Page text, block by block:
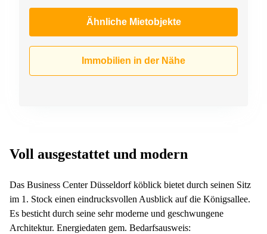
Ähnliche Mietobjekte
Immobilien in der Nähe
Voll ausgestattet und modern
Das Business Center Düsseldorf köblick bietet durch seinen Sitz
im 1. Stock einen eindrucksvollen Ausblick auf die Königsallee.
Es besticht durch seine sehr moderne und geschwungene
Architektur. Energiedaten gem. Bedarfsausweis: